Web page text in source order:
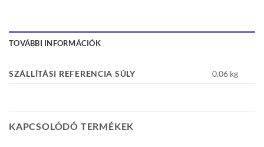
TOVÁBBI INFORMÁCIÓK
SZÁLLÍTÁSI REFERENCIA SÚLY 0,06 kg
KAPCSOLÓDÓ TERMÉKEK